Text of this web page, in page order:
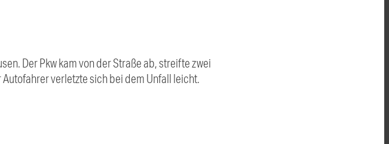
Der Pkw kam von der Straße ab, streifte zwei
verletzte sich bei dem Unfall leicht.